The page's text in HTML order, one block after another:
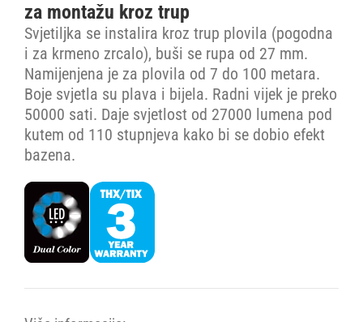
za montažu kroz trup
Svjetiljka se instalira kroz trup plovila (pogodna
i za krmeno zrcalo), buši se rupa od 27 mm.
Namijenjena je za plovila od 7 do 100 metara.
Boje svjetla su plava i bijela. Radni vijek je preko
50000 sati. Daje svjetlost od 27000 lumena pod
kutem od 110 stupnjeva kako bi se dobio efekt
bazena.